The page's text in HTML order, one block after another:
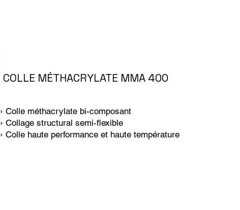
› Colle méthacrylate bi-composant
› Collage structural semi-flexible
› Colle haute performance et haute température
COLLE MÉTHACRYLATE MMA 400